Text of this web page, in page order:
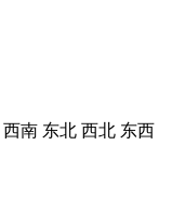
西南 东北 西北 东西